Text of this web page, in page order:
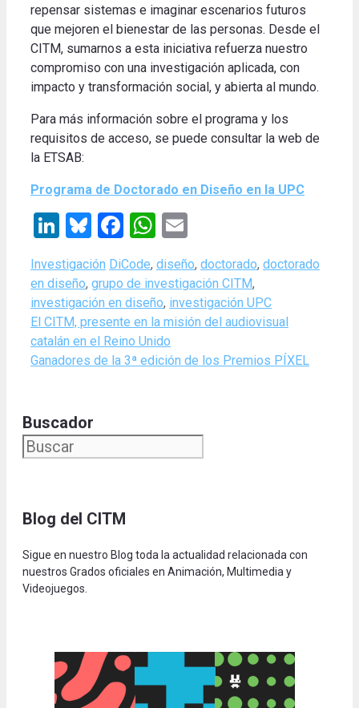
repensar sistemas e imaginar escenarios futuros
que mejoren el bienestar de las personas. Desde el
CITM, sumarnos a esta iniciativa refuerza nuestro
compromiso con una investigación aplicada, con
impacto y transformación social, y abierta al mundo.
Para más información sobre el programa y los
requisitos de acceso, se puede consultar la web de
la ETSAB:
Programa de Doctorado en Diseño en la UPC
LinkedIn
Bluesky
Facebook
WhatsApp
Categories
Investigación Tags
DiCode, diseño, doctorado, doctorado
en diseño, grupo de investigación CITM,
investigación en diseño, investigación UPC
El CITM, presente en la misión del audiovisual
catalán en el Reino Unido
Ganadores de la 3ª edición de los Premios PÍXEL
Buscador
Blog del CITM
Sigue en nuestro Blog toda la actualidad relacionada con
nuestros Grados oficiales en Animación, Multimedia y
Videojuegos.